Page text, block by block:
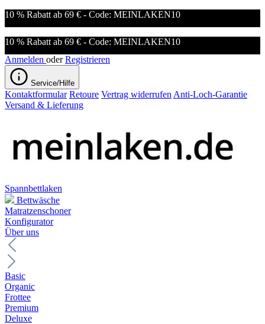
10 % Rabatt ab 69 € - Code: MEINLAKEN10
10 % Rabatt ab 69 € - Code: MEINLAKEN10
Anmelden oder Registrieren
Service/Hilfe
Kontaktformular Retoure Vertrag widerrufen Anti-Loch-Garantie
Versand & Lieferung
Spannbettlaken
Bettwäsche
Matratzenschoner
Konfigurator
Über uns
Basic
Organic
Frottee
Premium
Deluxe